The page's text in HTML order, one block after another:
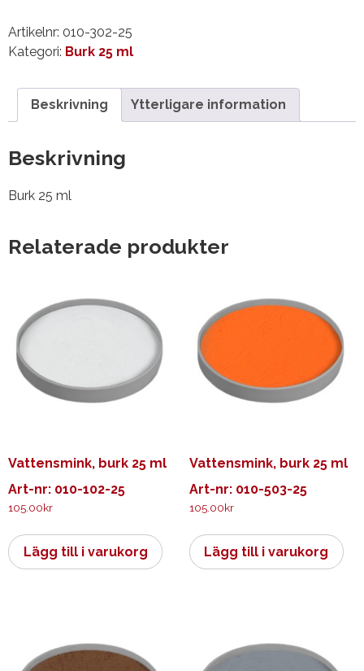
mängd
Artikelnr: 010-302-25
Kategori: Burk 25 ml
Beskrivning Ytterligare information
Beskrivning
Burk 25 ml
Relaterade produkter
Vattensmink, burk 25 ml
Art-nr: 010-102-25
105.00kr
Lägg till i varukorg
Vattensmink, burk 25 ml
Art-nr: 010-503-25
105.00kr
Lägg till i varukorg